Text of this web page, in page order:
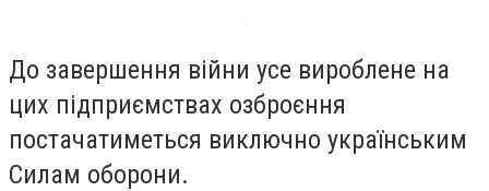
До завершення війни усе вироблене на
цих підприємствах озброєння
постачатиметься виключно українським
Силам оборони.